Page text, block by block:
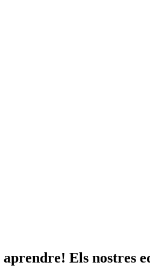
Els nostres